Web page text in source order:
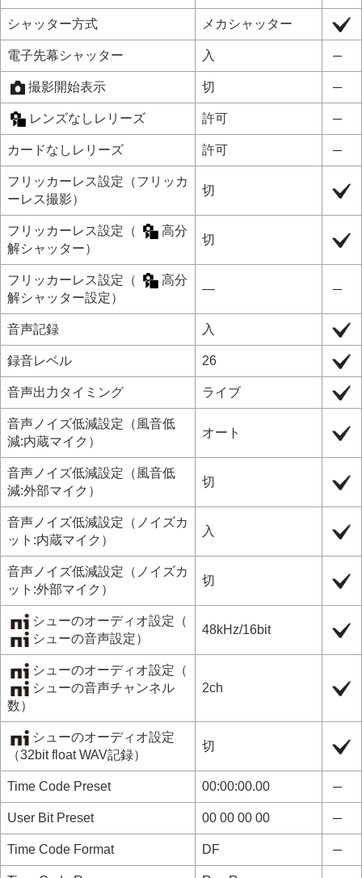
シャッター方式 メカシャッター
電子先幕シャッター 入
撮影開始表示 切
レンズなしレリーズ 許可
カードなしレリーズ 許可
フリッカーレス設定 （フリッカ
ーレス撮影）
切
フリッカーレス設定 （
高分
解シャッター）
切
フリッカーレス設定 （
高分
解シャッター設定）
―
音声記録 入
録音レベル 26
音声出力タイミング ライブ
音声ノイズ低減設定 （ 風音低
減:内蔵マイク ）
オート
音声ノイズ低減設定 （ 風音低
減:外部マイク ）
切
音声ノイズ低減設定 （ ノイズカ
ット:内蔵マイク ）
入
音声ノイズ低減設定 （ ノイズカ
ット:外部マイク ）
切
シューのオーディオ設定 （
シューの音声設定）
48kHz/16bit
シューのオーディオ設定 （
シューの音声チャンネル
数）
2ch
シューのオーディオ設定
（32bit float WAV記録）
切
Time Code Preset 00:00:00.00
User Bit Preset 00 00 00 00
Time Code Format DF